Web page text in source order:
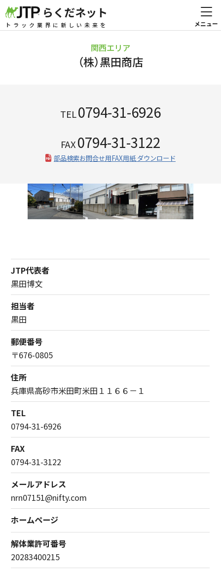
らくだネット
トラック業界に新しい未来を
関西エリア
（株）黒田商店
TEL0794-31-6926
FAX0794-31-3122
部品検索お問合せ用FAX用紙 ダウンロード
JTP代表者
黒田博文
担当者
黒田
郵便番号
〒676-0805
住所
兵庫県高砂市米田町米田１１６６－１
TEL
0794-31-6926
FAX
0794-31-3122
メールアドレス
nrn07151@nifty.com
ホームページ
解体業許可番号
20283400215